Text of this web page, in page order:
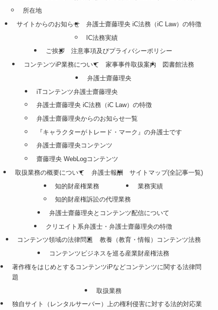
所在地
サイトからのお知らせ
弁護士齋藤理央 iC法務（iC Law）の特徴
IC法務実績
ご挨拶
注意事項及びプライバシーポリシー
コンテンツiP業務について
家事事件取扱案内
図書館法務
弁護士齋藤理央
iTコンテンツ弁護士齋藤理央
弁護士齋藤理央 iC法務（iC Law）の特徴
弁護士齋藤理央からのお知らせ一覧
『キャラクターがトレード・マーク』の弁護士です
弁護士齋藤理央コンテンツ
齋藤理央 WebLogコンテンツ
取扱業務の概要について
弁護士報酬
サイトマップ(全記事一覧)
知的財産権業務
知的財産権訴訟の代理業務
業務実績
弁護士齋藤理央とコンテンツ配信について
クリエイト系弁護士・弁護士齋藤理央の特徴
コンテンツ領域の法律問題
教養（教育・情報）コンテンツ法務
コンテンツビジネスを巡る産業財産権法務
著作権をはじめとするコンテンツiPなどコンテンツに関する法律問
題
取扱業務
独自サイト（レンタルサーバー）上の権利侵害に対する法的対応業